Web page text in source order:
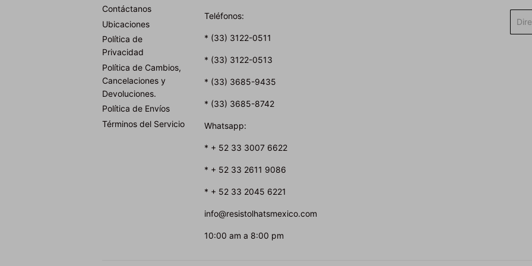
Contáctanos
Ubicaciones
Política de
Privacidad
Política de Cambios,
Cancelaciones y
Devoluciones.
Política de Envíos
Términos del Servicio
Teléfonos:
* (33) 3122-0511
* (33) 3122-0513
* (33) 3685-9435
* (33) 3685-8742
Whatsapp:
* + 52 33 3007 6622
* + 52 33 2611 9086
* + 52 33 2045 6221
info@resistolhatsmexico.com
10:00 am a 8:00 pm